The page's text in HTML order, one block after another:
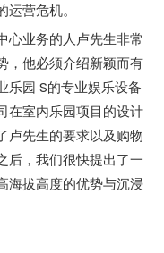
营危机。
心业务的人卢先生非常
，他必须介绍新颖而有
乐园 S的专业娱乐设备
在室内乐园项目的设计
卢先生的要求以及购物
后，我们很快提出了一
海拔高度的优势与沉浸